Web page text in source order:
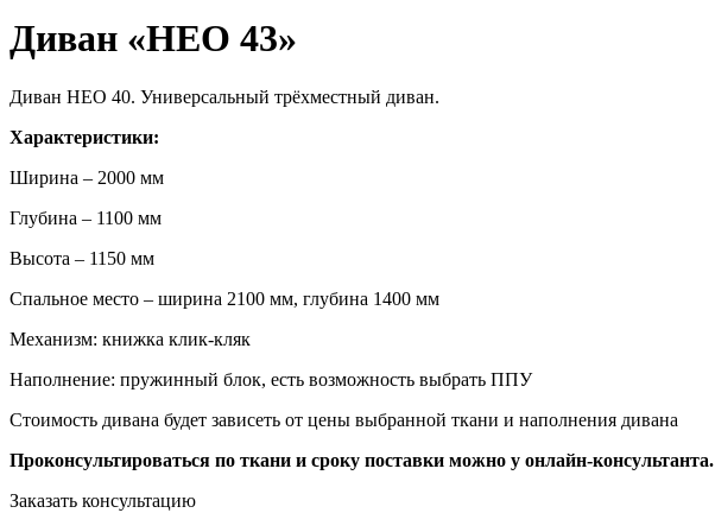
Диван «НЕО 43»
Диван НЕО 40. Универсальный трёхместный диван.
Характеристики:
Ширина – 2000 мм
Глубина – 1100 мм
Высота – 1150 мм
Спальное место – ширина 2100 мм, глубина 1400 мм
Механизм: книжка клик-кляк
Наполнение: пружинный блок, есть возможность выбрать ППУ
Стоимость дивана будет зависеть от цены выбранной ткани и наполнения дивана
Проконсультироваться по ткани и сроку поставки можно у онлайн-консультанта.
Заказать консультацию